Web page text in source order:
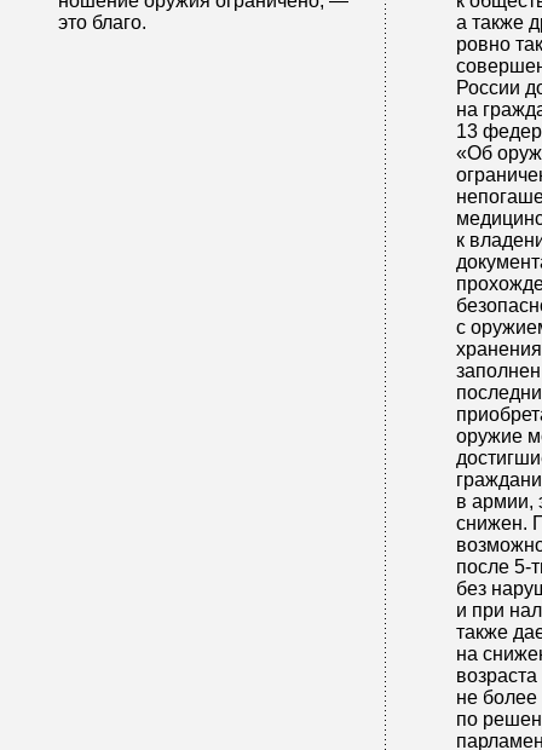
это благо.
а также
ровно
России
на
13
«Об
к
с
оружие
в армии,
снижен.
после 5-
без
и при
также
на
не более
по